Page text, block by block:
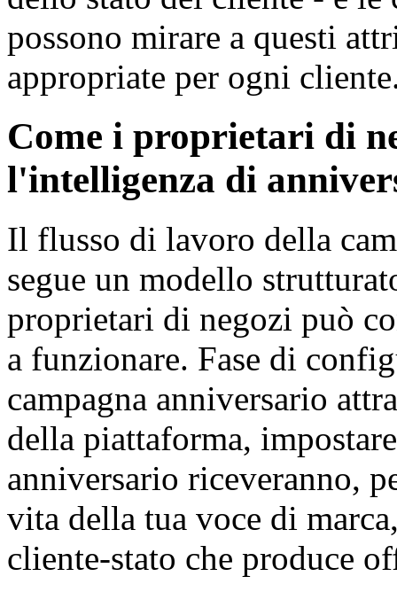
possono mirare a questi
appropriate per ogni
Come i proprietari di
l'intelligenza di
Il flusso di lavoro della
segue un modello
proprietari di negozi può
a funzionare. Fase di
campagna anniversario
della piattaforma,
anniversario riceveranno,
vita della tua voce di
cliente-stato che produce